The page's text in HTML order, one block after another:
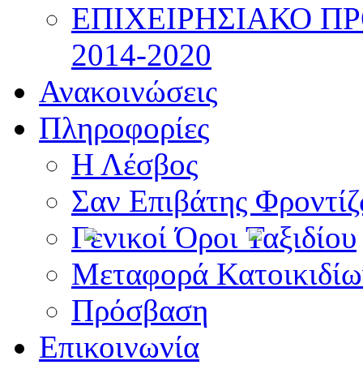
ΕΠΙΧΕΙΡΗΣΙΑΚΟ
2014-2020
Ανακοινώσεις
Πληροφορίες
Η Λέσβος
Σαν Επιβάτης
Γενικοί Όροι Ταξιδίου
Μεταφορά
Πρόσβαση
Επικοινωνία